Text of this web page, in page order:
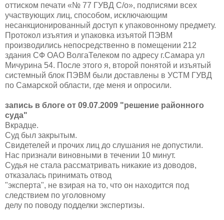
оттиском печати «№ 77 ГУВД С/о», подписями всех
участвующих лиц, способом, исключающим
несанкционированный доступ к упаковонному предмету.
Протокол изъятия и упаковка изъятой ПЭВМ
производились непосредственно в помещении 212
здания СФ ОАО ВолгаТелеком по адресу г.Самара ул
Мичурина 54. После этого я, второй понятой и изъятый
системный блок ПЭВМ были доставлены в УСТМ ГУВД
по Самарской области, где меня и опросили.
запись в блоге от 09.07.2009 "решение районного
суда"
Вкрадце.
Суд был закрытым.
Свидетелей и прочих лиц до слушания не допустили.
Нас признали виновными в течении 10 минут.
Судья не стала рассматривать никакие из доводов,
отказалась принимать отвод
"эксперта", не взирая на то, что он находится под
следствием по уголовному
делу по поводу подделки экспертизы.